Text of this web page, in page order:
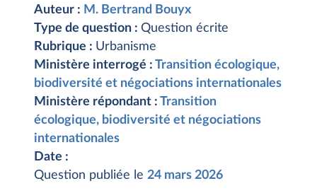
Auteur : M. Bertrand Bouyx
Type de question : Question écrite
Rubrique : Urbanisme
Ministère interrogé : Transition écologique,
biodiversité et négociations internationales
Ministère répondant : Transition
écologique, biodiversité et négociations
internationales
Date :
Question publiée le 24 mars 2026